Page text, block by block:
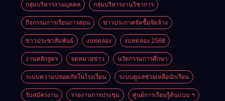
กลุ่มบริหารงานบุคคล กลุ่มบริหารงานวิชาการ
กิจกรรมการเรียนการสอน ข่าวประกาศจัดซื้อจัดจ้าง
ข่าวประชาสัมพันธ์ งบทดลอง งบทดลอง 2568
งานหลักสูตร จดหมายข่าว นวัตกรรมการศึกษา
ระบบความปลอดภัยในโรงเรียน ระบบดูแลช่วยเหลือนักเรียน
รับสมัครงาน รายงานการประชุม ศูนย์การเรียนรู้ต้นแบบ ฯ